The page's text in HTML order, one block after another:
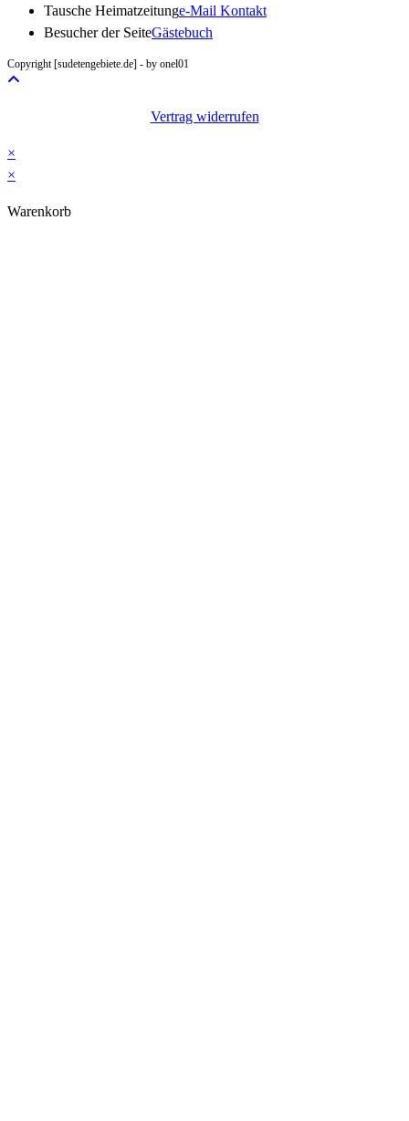
Tausche Heimatzeitunge-Mail KontaktOpens
Besucher der SeiteGästebuch
Copyright [sudetengebiete.de] - by onel01
Vertrag widerrufen
×
×
Warenkorb